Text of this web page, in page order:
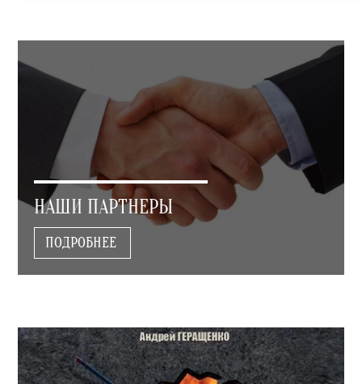
НАШИ ПАРТНЕРЫ
ПОДРОБНЕЕ